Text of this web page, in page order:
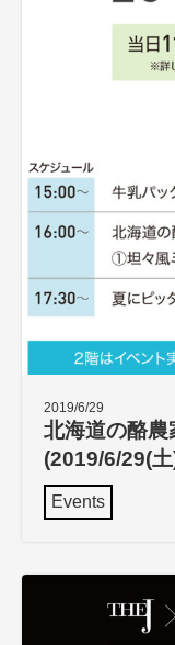
2019/6/29
北海道の酪農
(2019/6/29(
Events